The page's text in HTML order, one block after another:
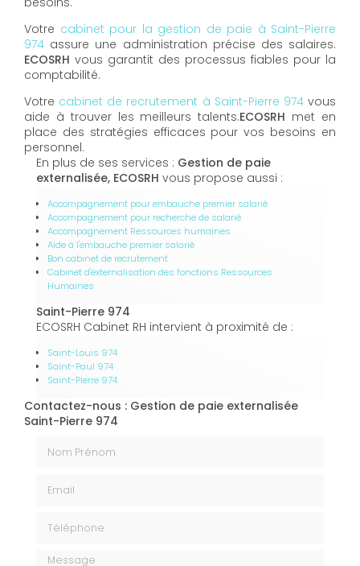
Votre cabinet pour la gestion de paie à Saint-Pierre
974 assure une administration précise des salaires.
ECOSRH vous garantit des processus fiables pour la
comptabilité.
Votre cabinet de recrutement à Saint-Pierre 974vous
aide à trouver les meilleurs talents.ECOSRH met en
place des stratégies efficaces pour vos besoins en
personnel.
En plus de ses services : Gestion de paie
externalisée, ECOSRH vous propose aussi :
Accompagnement pour embauche premier salarié
Accompagnement pour recherche de salarié
Accompagnement Ressources humaines
Aide à l'embauche premier salarié
Bon cabinet de recrutement
Cabinet d'externalisation des fonctions Ressources
Humaines
Saint-Pierre 974
ECOSRH Cabinet RH intervient à proximité de :
Saint-Louis 974
Saint-Paul 974
Saint-Pierre 974
Contactez-nous : Gestion de paie externalisée
Saint-Pierre 974
Message